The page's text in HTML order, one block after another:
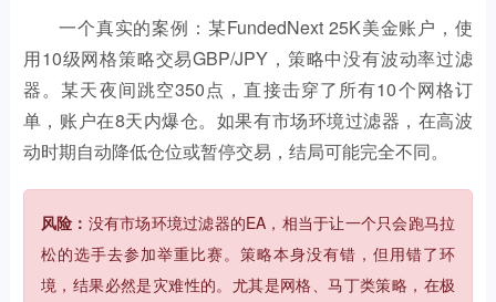
一个真实的案例：某FundedNext 25K美金账户，使
用10级网格策略交易GBP/JPY，策略中没有波动率过滤
器。某天夜间跳空350点，直接击穿了所有10个网格订
单，账户在8天内爆仓。如果有市场环境过滤器，在高波
动时期自动降低仓位或暂停交易，结局可能完全不同。
风险： 没有市场环境过滤器的EA，相当于让一个只会跑马拉
松的选手去参加举重比赛。策略本身没有错，但用错了环
境，结果必然是灾难性的。尤其是网格、马丁类策略，在极